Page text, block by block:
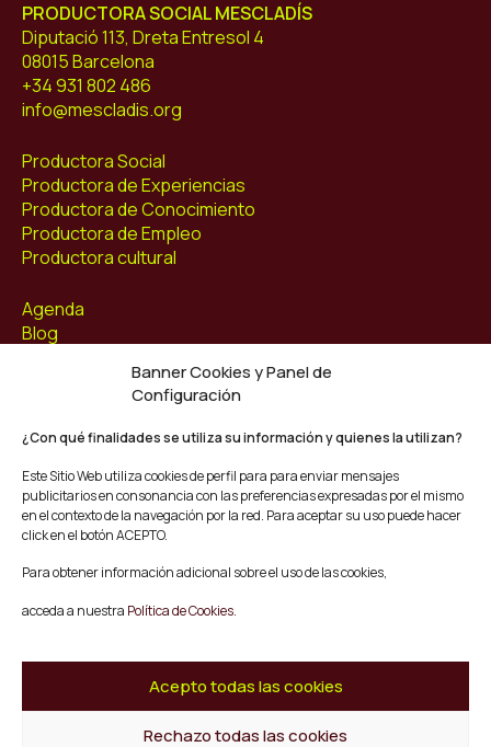
Banner Cookies y Panel de
Configuración
¿Con qué finalidades se utiliza su información y quienes la utilizan?
Este Sitio Web utiliza cookies de perfil para para enviar mensajes
publicitarios en consonancia con las preferencias expresadas por el mismo
en el contexto de la navegación por la red. Para aceptar su uso puede hacer
click en el botón ACEPTO.
Para obtener información adicional sobre el uso de las cookies,
acceda a nuestra Política de Cookies.
Acepto todas las cookies
Rechazo todas las cookies
PRODUCTORA SOCIAL MESCLADÍS
Diputació 113, Dreta Entresol 4
08015 Barcelona
+34 931 802 486
info@mescladis.org
Productora Social
Productora de Experiencias
Productora de Conocimiento
Productora de Empleo
Productora cultural
Agenda
Blog
Facebook
Youtube
Twitter/X
© Mescladís 2026
Aviso legal
Términos y Condiciones de Compra
Canal de Denuncias